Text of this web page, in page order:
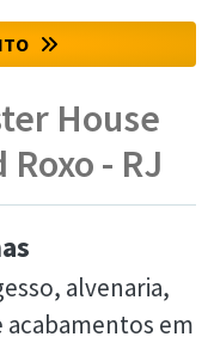
House
- RJ
alvenaria,
em